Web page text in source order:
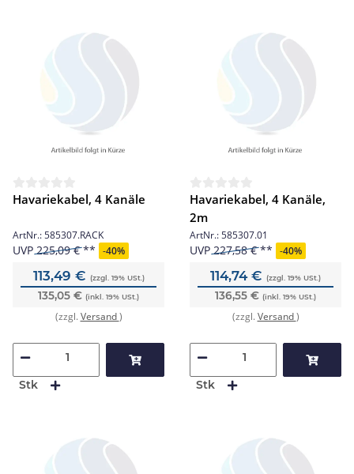
Havariekabel, 4 Kanäle
ArtNr.: 585307.RACK
UVP225,09 € -40%
113,49 € (zzgl. 19% USt.)
135,05 € (inkl. 19% USt.)
(zzgl.Versand)
Stk
Havariekabel, 4 Kanäle,
2m
ArtNr.: 585307.01
UVP227,58 € -40%
114,74 € (zzgl. 19% USt.)
136,55 € (inkl. 19% USt.)
(zzgl.Versand)
Stk